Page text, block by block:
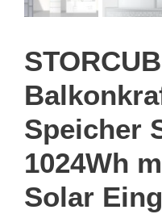
Speicher
1024Wh
Solar